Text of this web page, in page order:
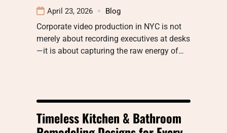
April 23, 2026 Blog
Corporate video production in NYC is not
merely about recording executives at desks
—it is about capturing the raw energy of…
Timeless Kitchen & Bathroom